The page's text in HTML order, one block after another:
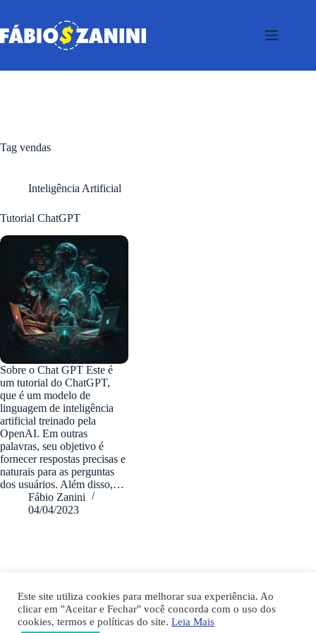
o
conteúdo
Tag vendas
Inteligência Artificial
Tutorial ChatGPT
Sobre o Chat GPT Este é
um tutorial do ChatGPT,
que é um modelo de
linguagem de inteligência
artificial treinado pela
OpenAI. Em outras
palavras, seu objetivo é
fornecer respostas precisas e
naturais para as perguntas
dos usuários. Além disso,…
Fábio Zanini
04/04/2023
TERMOS DE USO POLÍTICA PRIVACIDADE
Este site utiliza cookies para melhorar sua experiência. Ao
clicar em "Aceitar e Fechar" você concorda com o uso dos
cookies, termos e políticas do site. Leia Mais